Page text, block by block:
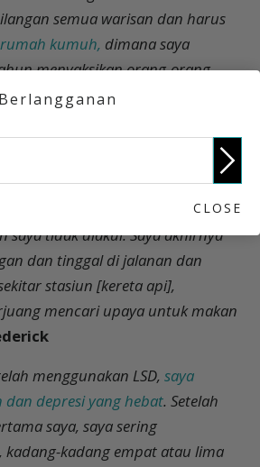
semua warisan dan harus
rumah kumuh, dimana saya
menyaksikan orang-orang
usaha saya dan menjadi
bulan November 2003 karena
dan dipenjarakan. Saya telah
saya tidak diakui. Saya akhirnya
dan tinggal di jalanan dan
stasiun [kereta api],
mencari upaya untuk makan
menggunakan LSD, saya
dan depresi yang hebat. Setelah
saya, saya sering
kadang-kadang empat atau lima
Berlangganan
CLOSE